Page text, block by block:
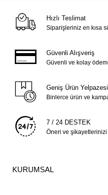
Hızlı Teslimat
Siparişleriniz en kısa
Güvenli Alışveriş
Güvenli ve kolay
Geniş Ürün Yelpazesi
Binlerce ürün ve
7 / 24 DESTEK
Öneri ve
KURUMSAL